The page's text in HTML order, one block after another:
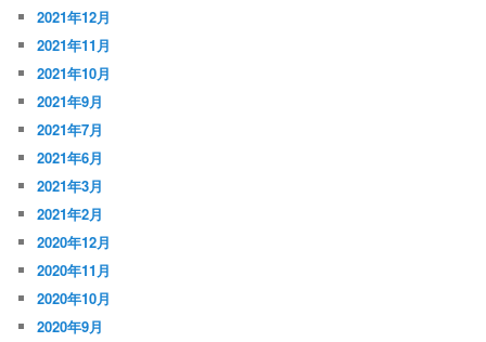
2021年12月
2021年11月
2021年10月
2021年9月
2021年7月
2021年6月
2021年3月
2021年2月
2020年12月
2020年11月
2020年10月
2020年9月